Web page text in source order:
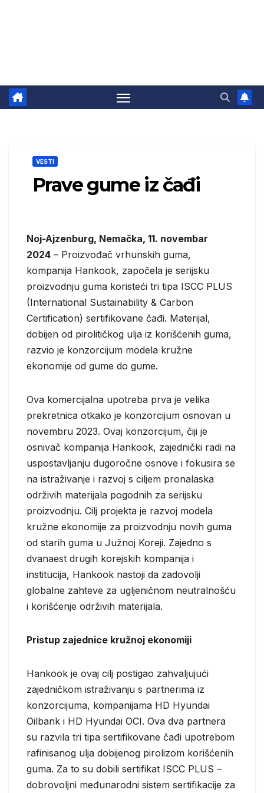
VESTI
Prave gume iz čađi
Noj-Ajzenburg, Nemačka, 11. novembar
2024 – Proizvođač vrhunskih guma,
kompanija Hankook, započela je serijsku
proizvodnju guma koristeći tri tipa ISCC PLUS
(International Sustainability & Carbon
Certification) sertifikovane čađi. Materijal,
dobijen od pirolitičkog ulja iz korišćenih guma,
razvio je konzorcijum modela kružne
ekonomije od gume do gume.
Ova komercijalna upotreba prva je velika
prekretnica otkako je konzorcijum osnovan u
novembru 2023. Ovaj konzorcijum, čiji je
osnivač kompanija Hankook, zajednički radi na
uspostavljanju dugoročne osnove i fokusira se
na istraživanje i razvoj s ciljem pronalaska
održivih materijala pogodnih za serijsku
proizvodnju. Cilj projekta je razvoj modela
kružne ekonomije za proizvodnju novih guma
od starih guma u Južnoj Koreji. Zajedno s
dvanaest drugih korejskih kompanija i
institucija, Hankook nastoji da zadovolji
globalne zahteve za ugljeničnom neutralnošću
i korišćenje održivih materijala.
Pristup zajednice kružnoj ekonomiji
Hankook je ovaj cilj postigao zahvaljujući
zajedničkom istraživanju s partnerima iz
konzorcijuma, kompanijama HD Hyundai
Oilbank i HD Hyundai OCI. Ova dva partnera
su razvila tri tipa sertifikovane čađi upotrebom
rafinisanog ulja dobijenog pirolizom korišćenih
guma. Za to su dobili sertifikat ISCC PLUS –
dobrovoljni međunarodni sistem sertifikacije za